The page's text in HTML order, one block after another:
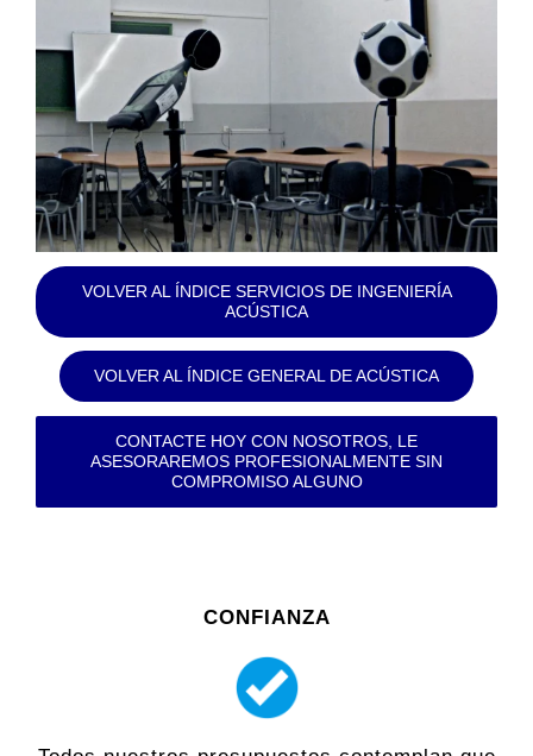
VOLVER AL ÍNDICE SERVICIOS DE INGENIERÍA
ACÚSTICA
VOLVER AL ÍNDICE GENERAL DE ACÚSTICA
CONTACTE HOY CON NOSOTROS, LE
ASESORAREMOS PROFESIONALMENTE SIN
COMPROMISO ALGUNO
CONFIANZA